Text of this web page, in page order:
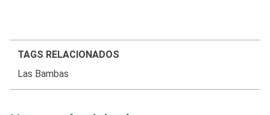
TAGS RELACIONADOS
Las Bambas